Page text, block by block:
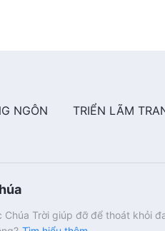
NGÔN TRIỂN LÃM
Chúa Trời giúp đỡ để thoát khỏi